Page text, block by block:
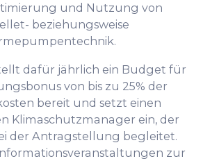
und Nutzung von
beziehungsweise
dafür jährlich ein Budget für
von bis zu 25% der
bereit und setzt einen
Klimaschutzmanager ein, der
der Antragstellung begleitet.
zur